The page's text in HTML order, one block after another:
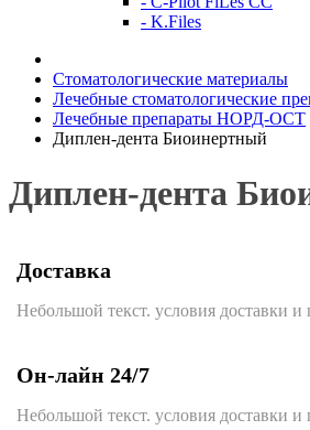
- K.Files
Стоматологические материалы
Лечебные стоматологические
Лечебные препараты НОРД-ОСТ
Диплен-дента Биоинертный
Диплен-дента
Доставка
Небольшой текст. условия доставки и
Он-лайн 24/7
Небольшой текст. условия доставки и